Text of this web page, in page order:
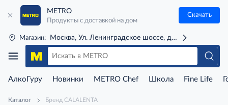
METRO
Продукты с доставкой на дом
Скачать
Магазин: Москва, Ул. Ленинградское шоссе, д. 71Г (м. Речной
АлкоГуру Новинки METRO Chef Школа Fine Life
Каталог Бренд CALALENTA